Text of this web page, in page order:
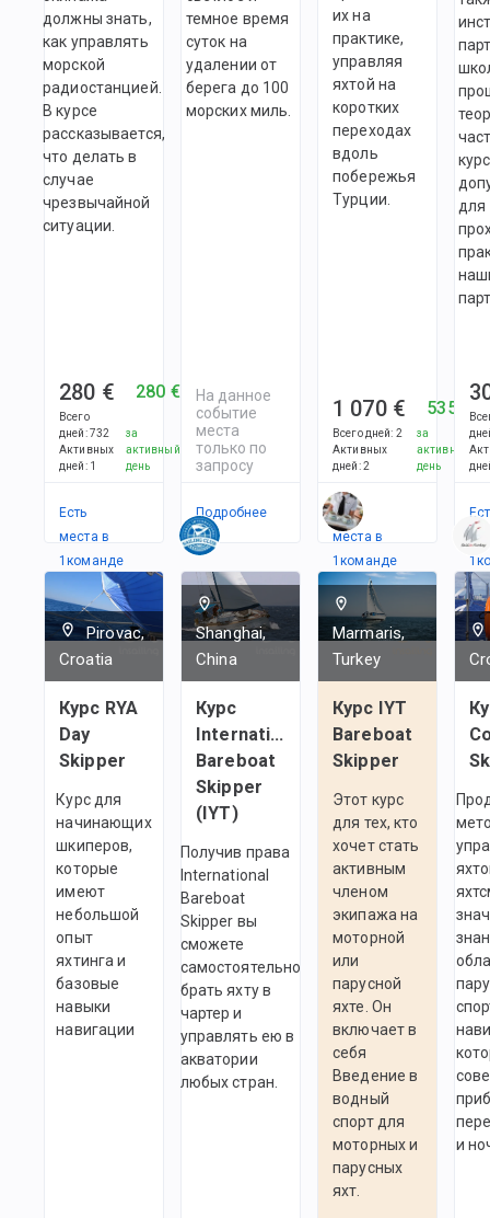
должны знать,
как управлять
морской
радиостанцией.
В курсе
рассказывается,
что делать в
случае
чрезвычайной
ситуации.
280 €
Всего
дней:732
Активных
дней: 1
280 €
за
активный
день
Есть
места в
1командe
темное время
суток на
удалении от
берега до 100
морских миль.
На данное
событие
места
только по
запросу
Подробнее
их на
практике,
управляя
яхтой на
коротких
переходах
вдоль
побережья
Турции.
1 070 €
Всего дней: 2
Активных
дней:2
535 €
за
активный
день
Есть
места в
1командe
для
1
Pirovac,
Croatia
Курс RYA
Day
Skipper
Курс для
начинающих
шкиперов,
которые
имеют
небольшой
опыт
яхтинга и
базовые
навыки
навигации
Shanghai,
China
Курс
International
Bareboat
Skipper
(IYT)
Получив права
International
Bareboat
Skipper вы
сможете
самостоятельно
брать яхту в
чартер и
управлять ею в
акватории
любых стран.
Marmaris,
Turkey
Курс IYT
Bareboat
Skipper
Этот курс
для тех, кто
хочет стать
активным
членом
экипажа на
моторной
или
парусной
яхте. Он
включает в
себя
Введение в
водный
спорт для
моторных и
парусных
яхт.
и